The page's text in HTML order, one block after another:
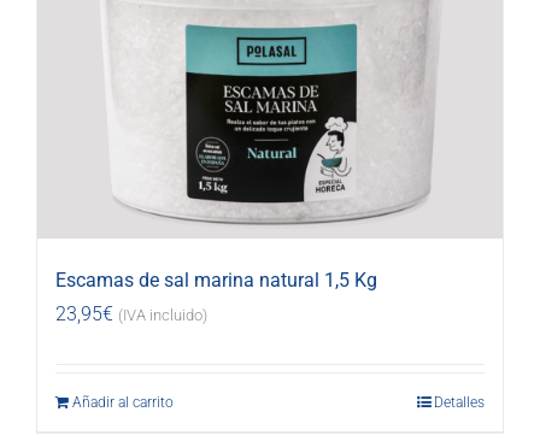
Escamas de sal marina natural 1,5 Kg
23,95€ (IVA incluido)
Añadir al carrito Detalles